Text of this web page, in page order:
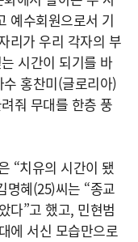
예수회원으로서 기
리가 우리 각자의 부
시간이 되기를 바
홍찬미(글로리아)
줘 무대를 한층 풍
“치유의 시간이 됐
명혜(25)씨는 “종교
다”고 했고, 민현범
에 서신 모습만으로